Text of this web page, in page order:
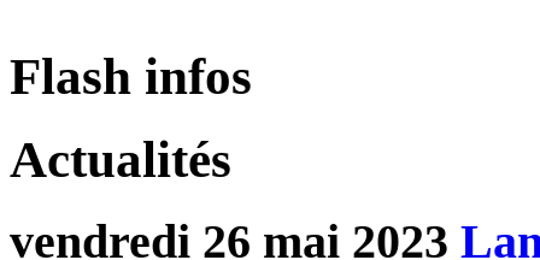
Flash infos
Actualités
vendredi 26 mai 2023